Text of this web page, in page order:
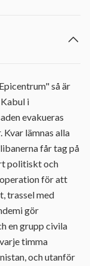
så är
i
evakueras
lämnas alla
får tag på
politiskt och
för att
trassel med
gör
en grupp civila
timma
och utanför